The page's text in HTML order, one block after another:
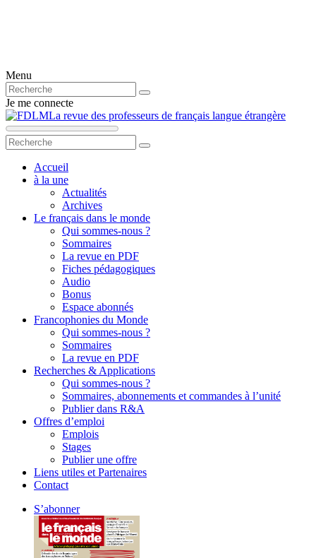
Menu
Je me connecte
La revue des professeurs de français langue étrangère
Accueil
à la une
Actualités
Archives
Le français dans le monde
Qui sommes-nous ?
Sommaires
La revue en PDF
Fiches pédagogiques
Audio
Bonus
Espace abonnés
Francophonies du Monde
Qui sommes-nous ?
Sommaires
La revue en PDF
Recherches & Applications
Qui sommes-nous ?
Sommaires, abonnements et commandes à l’unité
Publier dans R&A
Offres d’emploi
Emplois
Stages
Publier une offre
Liens utiles et Partenaires
Contact
S’abonner